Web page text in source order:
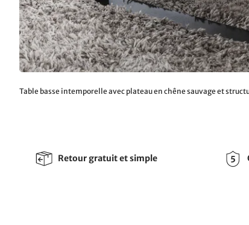
Table basse intemporelle avec plateau en chêne sauvage et
Retour gratuit et simple